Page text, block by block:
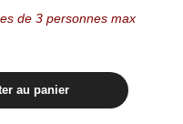
de 3 personnes max
au panier